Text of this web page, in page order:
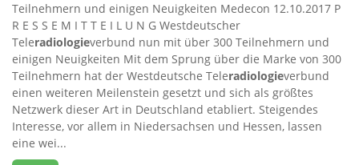
Teilnehmern und einigen Neuigkeiten Medecon 12.10.2017 P
R E S S E M I T T E I L U N G Westdeutscher
Teleradiologieverbund nun mit über 300 Teilnehmern und
einigen Neuigkeiten Mit dem Sprung über die Marke von 300
Teilnehmern hat der Westdeutsche Teleradiologieverbund
einen weiteren Meilenstein gesetzt und sich als größtes
Netzwerk dieser Art in Deutschland etabliert. Steigendes
Interesse, vor allem in Niedersachsen und Hessen, lassen
eine wei...